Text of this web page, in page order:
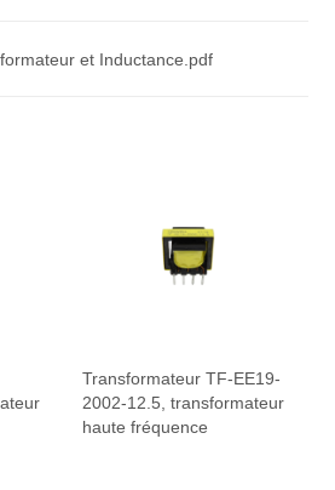
et Inductance.pdf
Transformateur TF-EE19-
2002-12.5, transformateur
haute fréquence